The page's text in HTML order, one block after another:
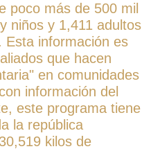
poco más de 500 mil
niños y 1,411 adultos
Esta información es
que hacen
en comunidades
información del
este programa tiene
la república
kilos de